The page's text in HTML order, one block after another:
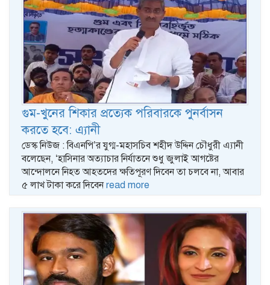
গুম-খুনের শিকার প্রত্যেক পরিবারকে পুনর্বাসন
করতে হবে: এ্যানী
ডেস্ক নিউজ : বিএনপি’র যুগ্ম-মহাসচিব শহীদ উদ্দিন চৌধুরী এ্যানী
বলেছেন, ‘হাসিনার অত্যাচার নির্যাতনে শুধু জুলাই আগষ্টের
আন্দোলনে নিহত আহতদের ক্ষতিপূরণ দিবেন তা চলবে না, আবার
৫ লাখ টাকা করে দিবেনread more